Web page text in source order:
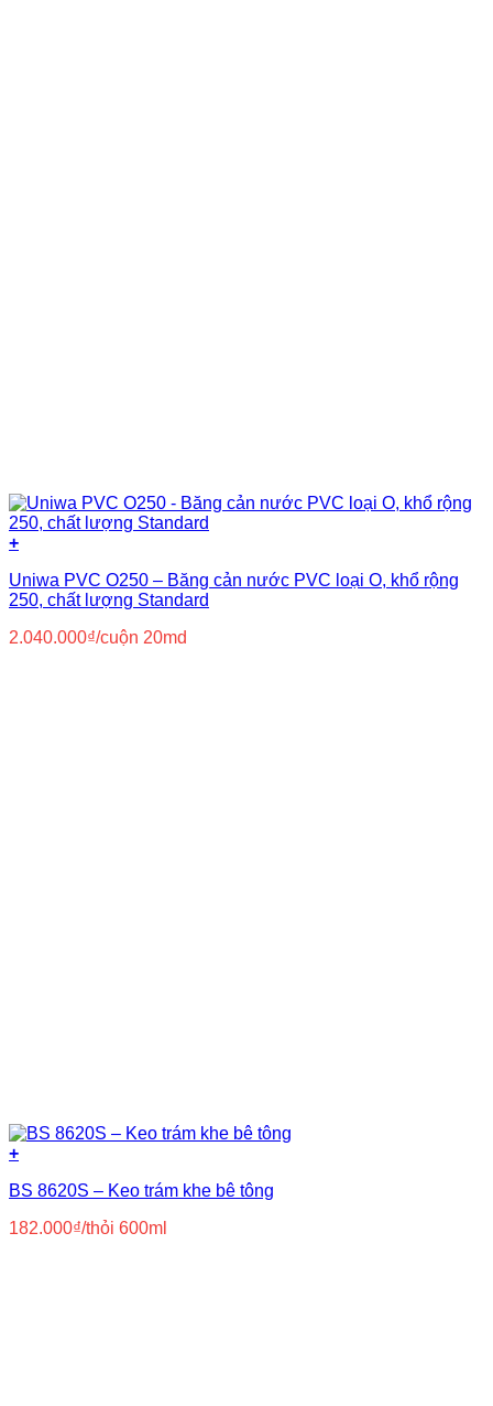
+
Uniwa PVC O250 – Băng cản nước PVC loại O, khổ rộng
250, chất lượng Standard
2.040.000₫/cuộn 20md
+
BS 8620S – Keo trám khe bê tông
182.000₫/thỏi 600ml